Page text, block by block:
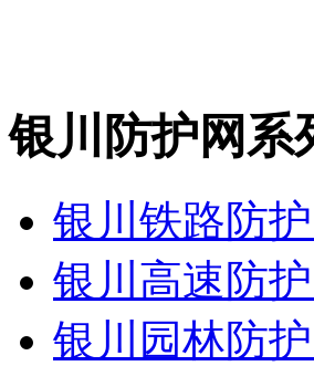
银川防护网系
银川铁路防
银川高速防
银川园林防